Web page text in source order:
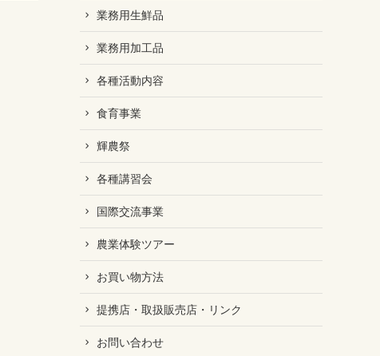
業務用生鮮品
業務用加工品
各種活動内容
食育事業
輝農祭
各種講習会
国際交流事業
農業体験ツアー
お買い物方法
提携店・取扱販売店・リンク
お問い合わせ